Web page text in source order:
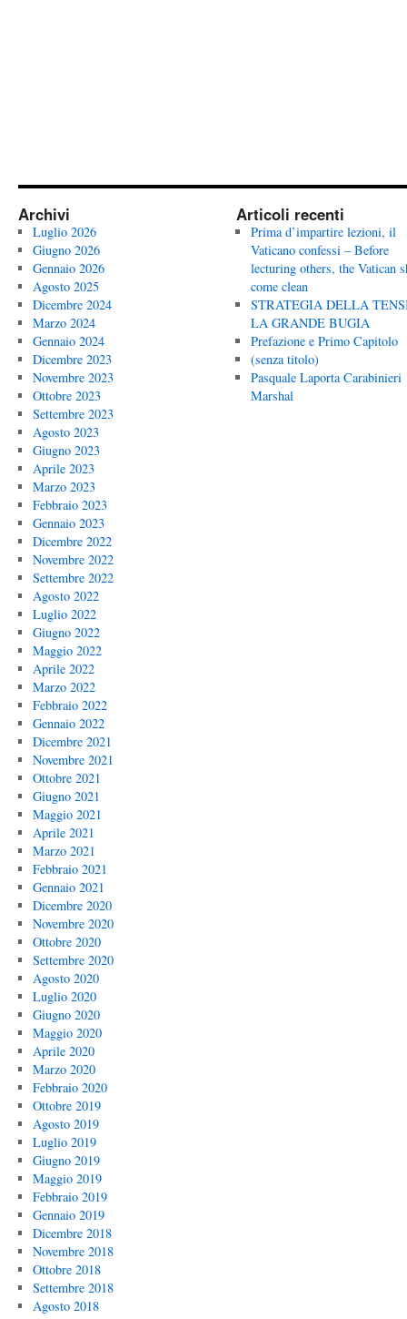
Archivi
Luglio 2026
Giugno 2026
Gennaio 2026
Agosto 2025
Dicembre 2024
Marzo 2024
Gennaio 2024
Dicembre 2023
Novembre 2023
Ottobre 2023
Settembre 2023
Agosto 2023
Giugno 2023
Aprile 2023
Marzo 2023
Febbraio 2023
Gennaio 2023
Dicembre 2022
Novembre 2022
Settembre 2022
Agosto 2022
Luglio 2022
Giugno 2022
Maggio 2022
Aprile 2022
Marzo 2022
Febbraio 2022
Gennaio 2022
Dicembre 2021
Novembre 2021
Ottobre 2021
Giugno 2021
Maggio 2021
Aprile 2021
Marzo 2021
Febbraio 2021
Gennaio 2021
Dicembre 2020
Novembre 2020
Ottobre 2020
Settembre 2020
Agosto 2020
Luglio 2020
Giugno 2020
Maggio 2020
Aprile 2020
Marzo 2020
Febbraio 2020
Ottobre 2019
Agosto 2019
Luglio 2019
Giugno 2019
Maggio 2019
Febbraio 2019
Gennaio 2019
Dicembre 2018
Novembre 2018
Ottobre 2018
Settembre 2018
Agosto 2018
Articoli recenti
Prima d’impartire lezioni, il
Vaticano confessi – Before
lecturing others, the Vatican
come clean
STRATEGIA DELLA
LA GRANDE BUGIA
Prefazione e Primo Capitolo
(senza titolo)
Pasquale Laporta Carabinieri
Marshal